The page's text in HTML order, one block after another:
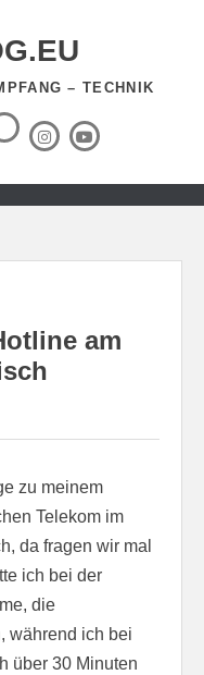
– TECHNIK
RSS-
Feed InstagramYouTube
am
zu meinem
Telekom im
da fragen wir mal
ich bei der
die
während ich bei
über 30 Minuten